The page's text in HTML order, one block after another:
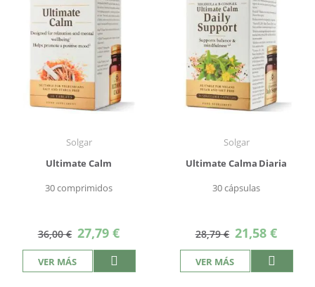
Solgar
Ultimate Calm
30 comprimidos
36,00 € Precio
especial
27,79 €
VER MÁS
Solgar
Ultimate Calma Diaria
30 cápsulas
28,79 € Precio
especial
21,58 €
VER MÁS